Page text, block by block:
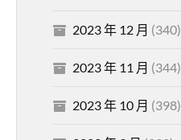
2023 年 12 月 (340)
2023 年 11 月 (344)
2023 年 10 月 (398)